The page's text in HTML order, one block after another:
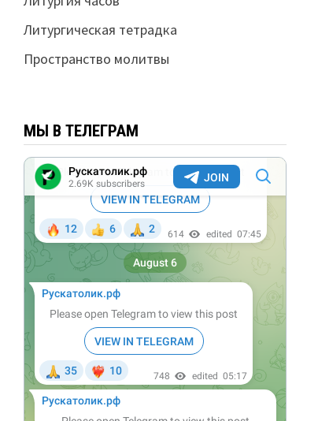
Литургическая тетрадка
Пространство молитвы
МЫ В ТЕЛЕГРАМ